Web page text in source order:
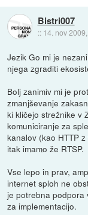
Bistri007
:: 14. nov
Jezik Go mi je
njega zgraditi
Bolj zanimiv mi je
zmanjševanje
ki kličejo strežnike v
komuniciranje za
kanalov (kao HTTP
itak imamo že RTSP.
Vse lepo in prav,
internet sploh ne
je potrebna podpora
za implementacijo.